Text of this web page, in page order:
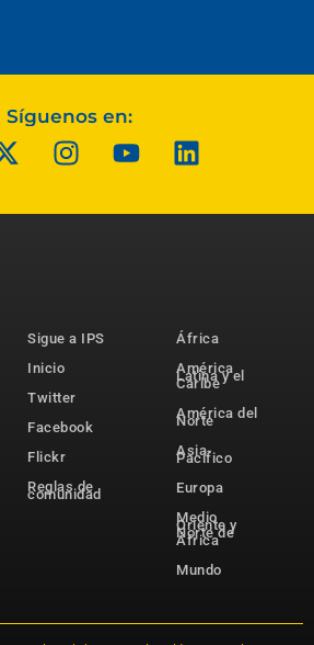
Síguenos en:
Sigue a IPS
Inicio
Twitter
Facebook
Flickr
Reglas de
comunidad
África
América
Latina y el
Caribe
América del
Norte
Asia-
Pacífico
Europa
Medio
Oriente y
Norte de
África
Mundo